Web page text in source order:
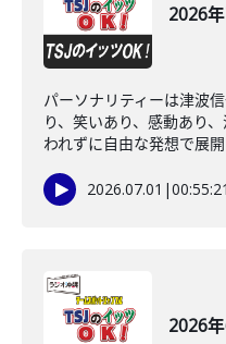
2026
パーソナリティーは津波
り、笑いあり、感動あり
われずに自由な発想で展開
2026.07.01 |00:55:21
2026